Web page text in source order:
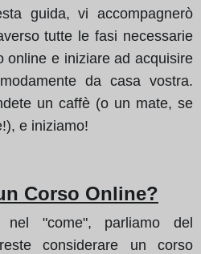
guida, vi accompagnerò
tutte le fasi necessarie
online e iniziare ad acquisire
da casa vostra.
un caffè (o un mate, se
e iniziamo!
Corso Online?
nel "come", parliamo del
considerare un corso